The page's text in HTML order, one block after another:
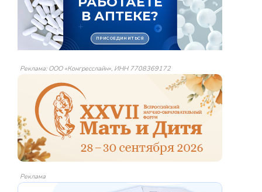
Реклама: ООО «Конгресслайн», ИНН 7708369172
Реклама